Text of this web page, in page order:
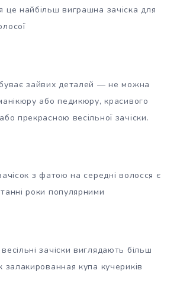
це найбільш виграшна зачіска для
зайвих деталей — не можна
або педикюру, красивого
прекрасною весільної зачіски.
з фатою на середні волосся є
роки популярними
зачіски виглядають більш
купа кучериків